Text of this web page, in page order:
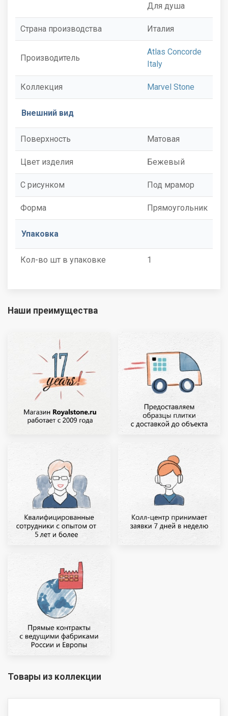
Для душа
Страна производства Италия
Производитель
Atlas Concorde
Italy
Коллекция Marvel Stone
Внешний вид
Поверхность Матовая
Цвет изделия Бежевый
С рисунком Под мрамор
Форма Прямоугольник
Упаковка
Кол-во шт в упаковке 1
Наши преимущества
Товары из коллекции